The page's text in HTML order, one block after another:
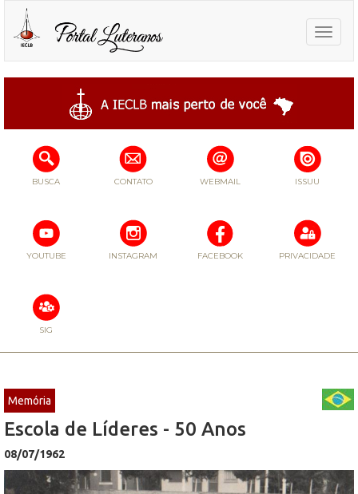
Toggle
BUSCA CONTATO WEBMAIL ISSUU
YOUTUBE INSTAGRAM FACEBOOK PRIVACIDADE
SIG
Memória
Escola de Líderes - 50 Anos
08/07/1962